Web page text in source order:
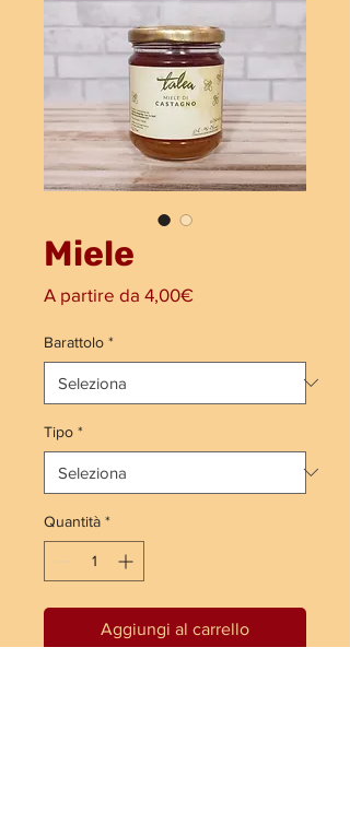
Miele
A partire da 4,00€
Barattolo *
Tipo *
Quantità *
Aggiungi al carrello